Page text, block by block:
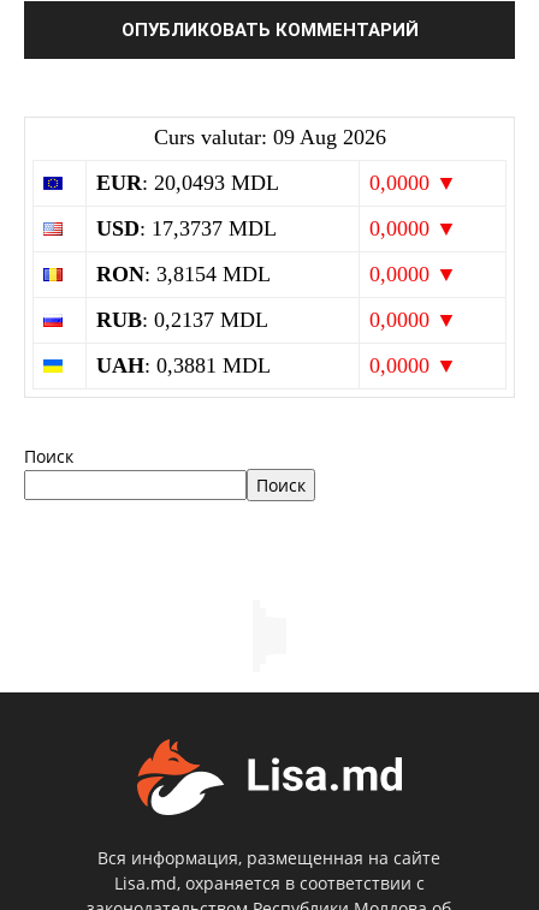
Curs valutar: 09 Aug 2026
EUR: 20,0493 MDL
0,0000 ▼
USD: 17,3737 MDL
0,0000 ▼
RON: 3,8154 MDL
0,0000 ▼
RUB: 0,2137 MDL
0,0000 ▼
UAH: 0,3881 MDL 0,0000 ▼
Поиск
Поиск
Вся информация, размещенная на сайте
Lisa.md, охраняется в соответствии с